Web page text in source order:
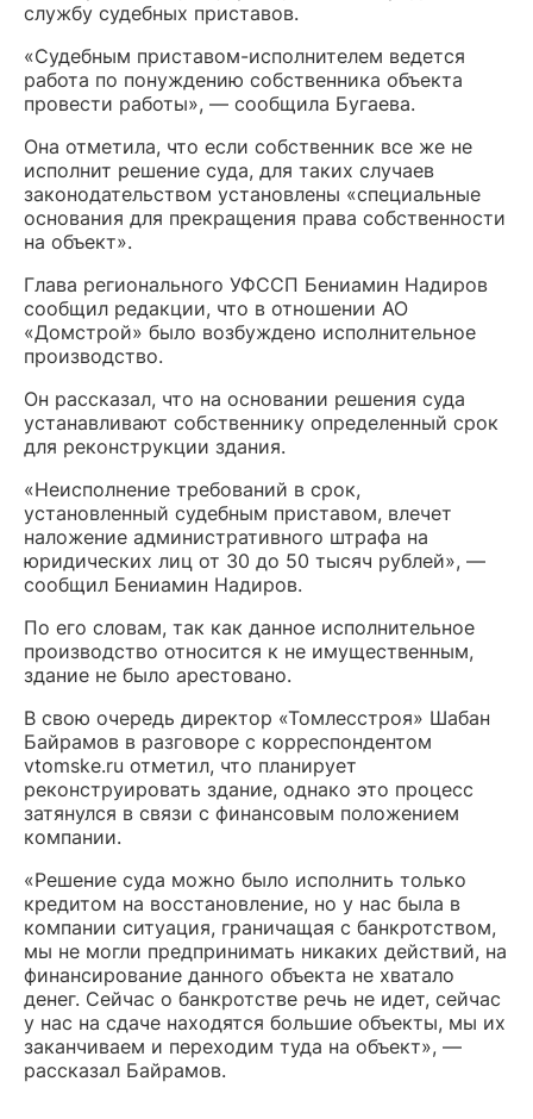
службу судебных приставов.
«Судебным приставом-исполнителем ведется
работа по понуждению собственника объекта
провести работы», — сообщила Бугаева.
Она отметила, что если собственник все же не
исполнит решение суда, для таких случаев
законодательством установлены «специальные
основания для прекращения права собственности
на объект».
Глава регионального УФССП Бениамин Надиров
сообщил редакции, что в отношении АО
«Домстрой» было возбуждено исполнительное
производство.
Он рассказал, что на основании решения суда
устанавливают собственнику определенный срок
для реконструкции здания.
«Неисполнение требований в срок,
установленный судебным приставом, влечет
наложение административного штрафа на
юридических лиц от 30 до 50 тысяч рублей», —
сообщил Бениамин Надиров.
По его словам, так как данное исполнительное
производство относится к не имущественным,
здание не было арестовано.
В свою очередь директор «Томлесстроя» Шабан
Байрамов в разговоре с корреспондентом
vtomske.ru отметил, что планирует
реконструировать здание, однако это процесс
затянулся в связи с финансовым положением
компании.
«Решение суда можно было исполнить только
кредитом на восстановление, но у нас была в
компании ситуация, граничащая с банкротством,
мы не могли предпринимать никаких действий, на
финансирование данного объекта не хватало
денег. Сейчас о банкротстве речь не идет, сейчас
у нас на сдаче находятся большие объекты, мы их
заканчиваем и переходим туда на объект», —
рассказал Байрамов.